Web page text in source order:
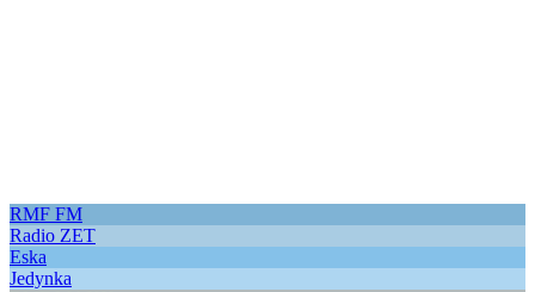
RMF FM
Radio ZET
Eska
Jedynka